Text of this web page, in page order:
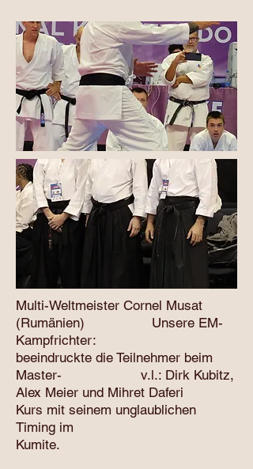
Multi-Weltmeister Cornel Musat
(Rumänien) Unsere EM-
Kampfrichter:
beeindruckte die Teilnehmer beim
Master- v.l.: Dirk Kubitz,
Alex Meier und Mihret Daferi
Kurs mit seinem unglaublichen
Timing im
Kumite.